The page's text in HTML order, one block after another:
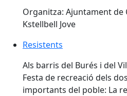
Organitza: Ajuntament de
Kstellbell Jove
Resistents
Resistents
Als barris del Burés i del
Festa de recreació dels
importants del poble: La